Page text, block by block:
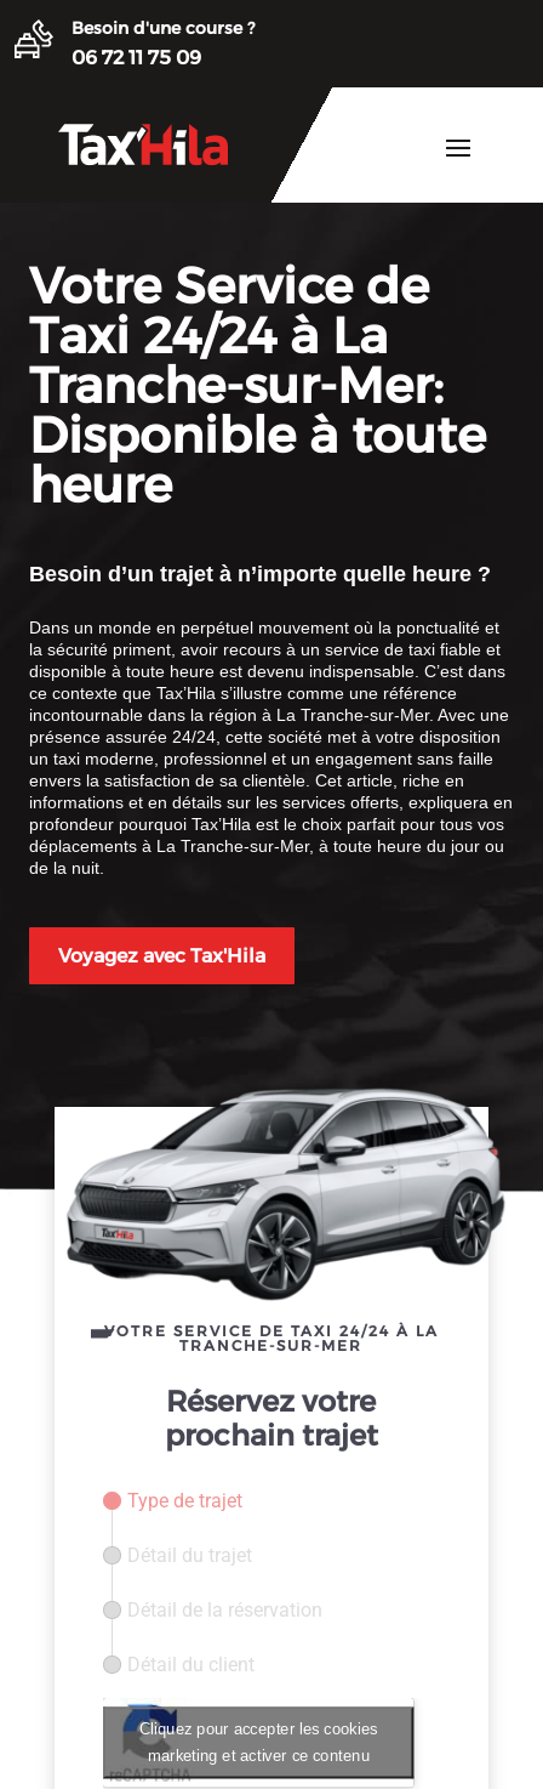
Besoin d'une course ?
06 72 11 75 09
Votre Service de
Taxi 24/24 à La
Tranche-sur-Mer:
Disponible à toute
heure
Besoin d’un trajet à n’importe quelle heure ?
Dans un monde en perpétuel mouvement où la ponctualité et
la sécurité priment, avoir recours à un service de taxi fiable et
disponible à toute heure est devenu indispensable. C’est dans
ce contexte que Tax’Hila s’illustre comme une référence
incontournable dans la région à La Tranche-sur-Mer. Avec une
présence assurée 24/24, cette société met à votre disposition
un taxi moderne, professionnel et un engagement sans faille
envers la satisfaction de sa clientèle. Cet article, riche en
informations et en détails sur les services offerts, expliquera en
profondeur pourquoi Tax’Hila est le choix parfait pour tous vos
déplacements à La Tranche-sur-Mer, à toute heure du jour ou
de la nuit.
Voyagez avec Tax'Hila
VOTRE SERVICE DE TAXI 24/24 À LA
TRANCHE-SUR-MER
Réservez votre
prochain trajet
Type de trajet
Détail du trajet
Détail de la réservation
Détail du client
Cliquez pour accepter les cookies
marketing et activer ce contenu